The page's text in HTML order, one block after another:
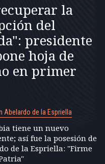
la
del
presidente
hoja de
en primer
Abelardo de la Espriella
tiene un nuevo
así fue la posesión de
de la Espriella: "Firme